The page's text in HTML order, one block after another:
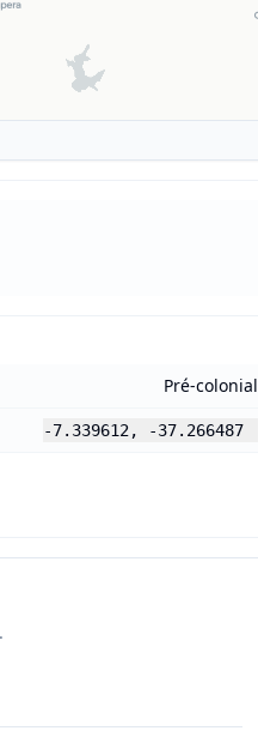
Pré-colonial
-7.339612, -37.266487